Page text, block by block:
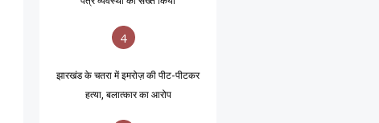
4
झारखंड के चतरा में इमरोज़ की पीट-पीटकर
हत्या, बलात्कार का आरोप